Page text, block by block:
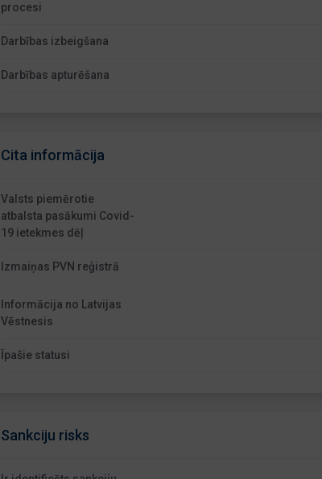
procesi
Darbības izbeigšana
Darbības apturēšana
Cita informācija
Valsts piemērotie
atbalsta pasākumi Covid-
19 ietekmes dēļ
Izmaiņas PVN reģistrā
Informācija no Latvijas
Vēstnesis
Īpašie statusi
Sankciju risks